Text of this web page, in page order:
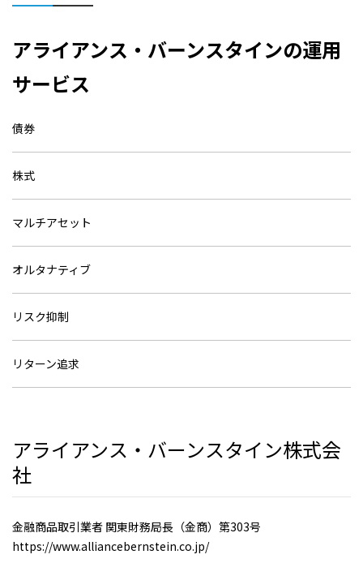
アライアンス・バーンスタインの運用
サービス
債券
株式
マルチアセット
オルタナティブ
リスク抑制
リターン追求
アライアンス・バーンスタイン株式会
社
金融商品取引業者 関東財務局長（金商）第303号
https://www.alliancebernstein.co.jp/